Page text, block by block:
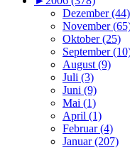
Dezember (44)
November
Oktober (25)
September
August (9)
Juli (3)
Juni (9)
Mai (1)
April (1)
Februar (4)
Januar (207)